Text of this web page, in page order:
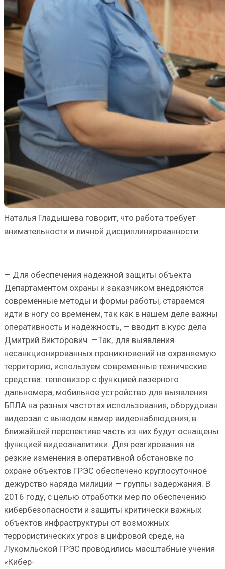
Наталья Гладышева говорит, что работа требует
внимательности и личной дисциплинированности
— Для обеспечения надежной защиты объекта
Департаментом охраны и заказчиком внедряются
современные методы и формы работы, стараемся
идти в ногу со временем, так как в нашем деле важны
оперативность и надежность, — вводит в курс дела
Дмитрий Викторович. —Так, для выявления
несанкционированных проникновений на охраняемую
территорию, используем современные технические
средства: тепловизор с функцией лазерного
дальномера, мобильное устройство для выявления
БПЛА на разных частотах использования, оборудован
видеозал с выводом камер видеонаблюдения, в
ближайшей перспективе часть из них будут оснащены
функцией видеоаналитики. Для реагирования на
резкие изменения в оперативной обстановке по
охране объектов ГРЭС обеспечено круглосуточное
дежурство наряда милиции — группы задержания. В
2016 году, с целью отработки мер по обеспечению
кибербезопасности и защиты критически важных
объектов инфраструктуры от возможных
террористических угроз в цифровой среде, на
Лукомльской ГРЭС проводились масштабные учения
«Кибер-